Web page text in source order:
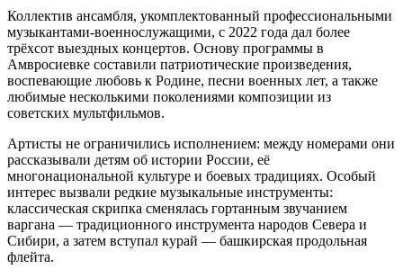
Коллектив ансамбля, укомплектованный профессиональными
музыкантами-военнослужащими, с 2022 года дал более
трёхсот выездных концертов. Основу программы в
Амвросиевке составили патриотические произведения,
воспевающие любовь к Родине, песни военных лет, а также
любимые несколькими поколениями композиции из
советских мультфильмов.
Артисты не ограничились исполнением: между номерами они
рассказывали детям об истории России, её
многонациональной культуре и боевых традициях. Особый
интерес вызвали редкие музыкальные инструменты:
классическая скрипка сменялась гортанным звучанием
варгана — традиционного инструмента народов Севера и
Сибири, а затем вступал курай — башкирская продольная
флейта.